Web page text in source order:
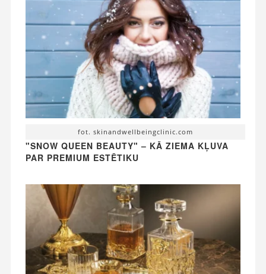
fot. skinandwellbeingclinic.com
"SNOW QUEEN BEAUTY" – KĀ ZIEMA KĻUVA
PAR PREMIUM ESTĒTIKU